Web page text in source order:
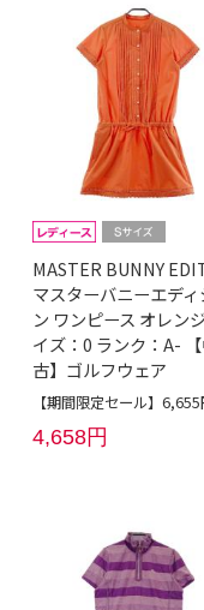
MASTER BUNNY
マスターバニーエディ
ン ワンピース オレン
イズ：0 ランク：A-
古】ゴルフウェア
【期間限定セール】
4,658円